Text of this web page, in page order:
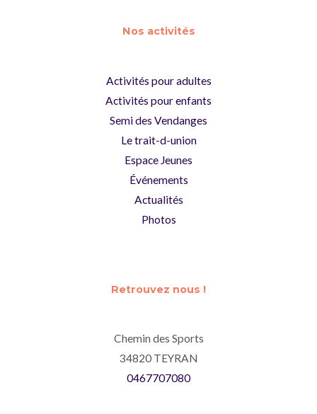
Nos activités
Activités pour adultes
Activités pour enfants
Semi des Vendanges
Le trait-d-union
Espace Jeunes
Événements
Actualités
Photos
Retrouvez nous !
Chemin des Sports
34820 TEYRAN
0467707080